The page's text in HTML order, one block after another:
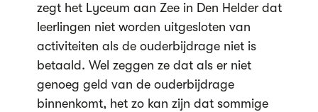
zegt het Lyceum aan Zee in Den Helder dat
leerlingen niet worden uitgesloten van
activiteiten als de ouderbijdrage niet is
betaald. Wel zeggen ze dat als er niet
genoeg geld van de ouderbijdrage
binnenkomt, het zo kan zijn dat sommige